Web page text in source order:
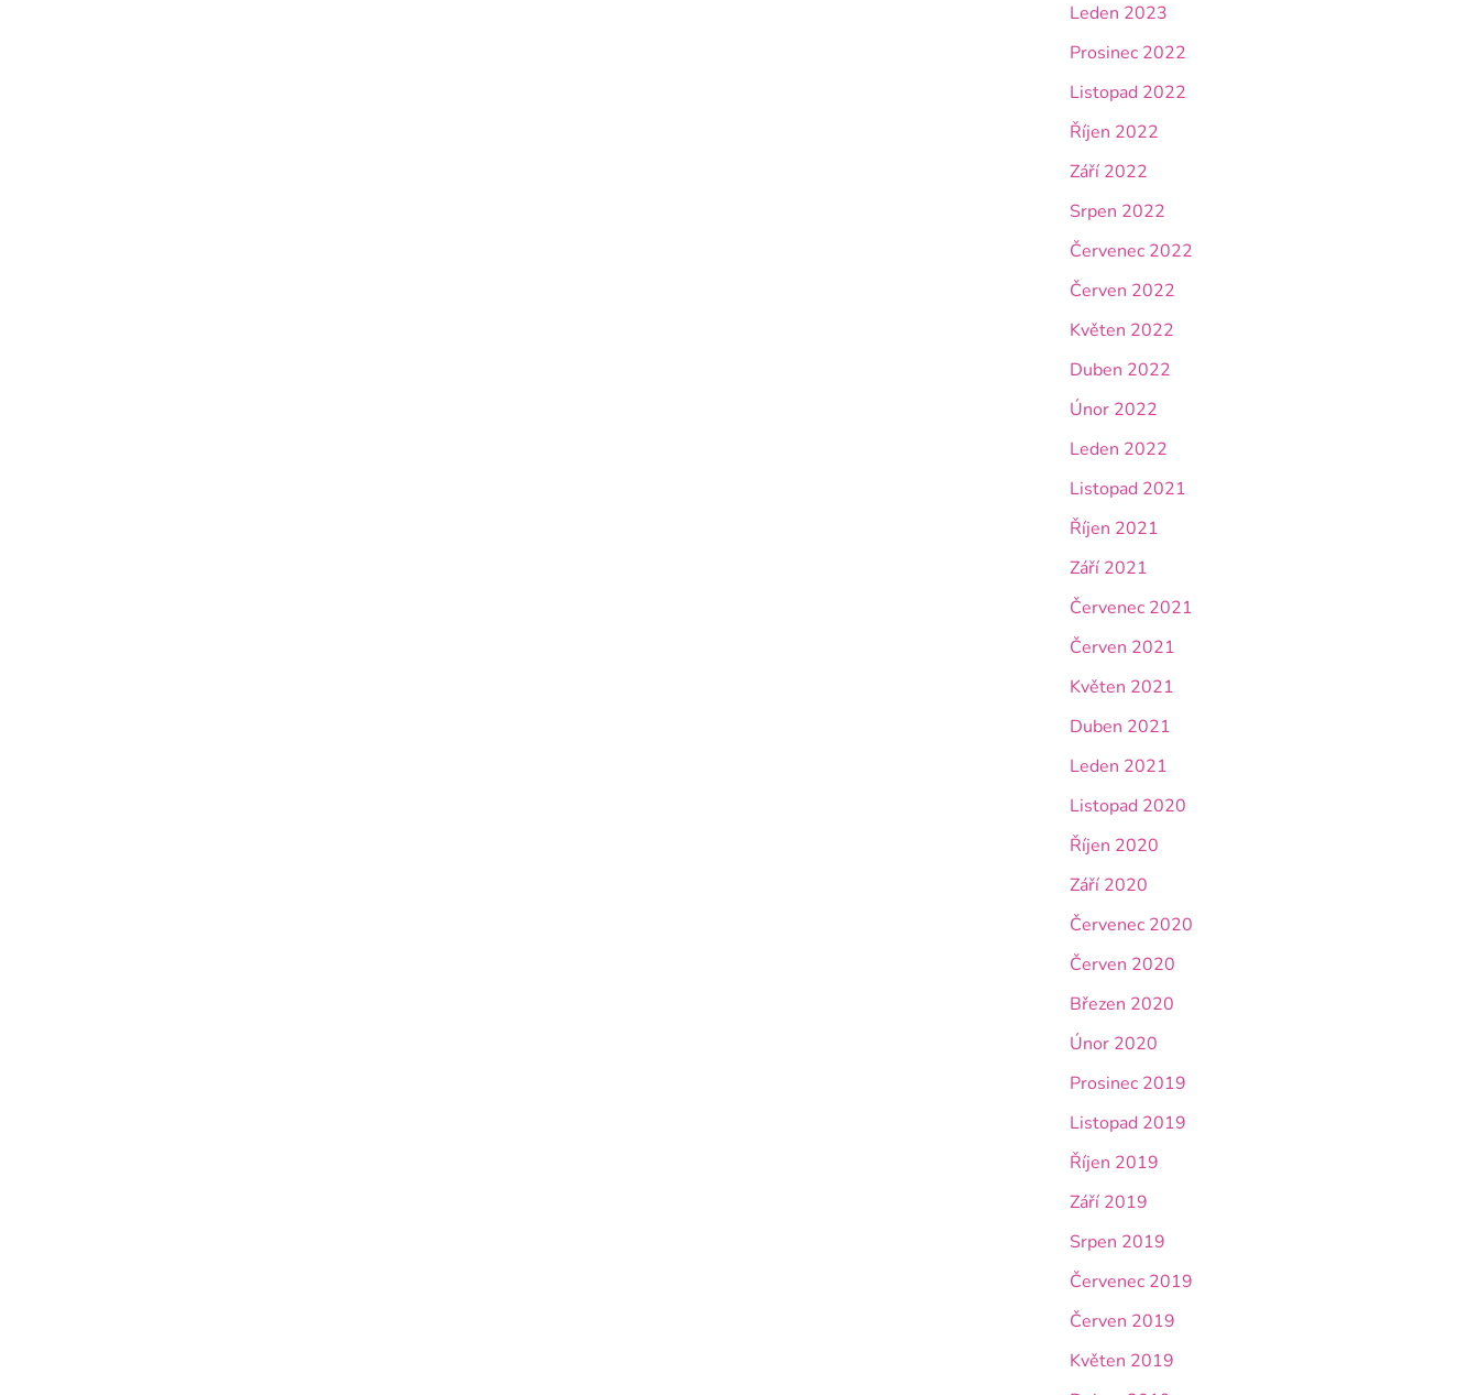
Leden 2023
Prosinec 2022
Listopad 2022
Říjen 2022
Září 2022
Srpen 2022
Červenec 2022
Červen 2022
Květen 2022
Duben 2022
Únor 2022
Leden 2022
Listopad 2021
Říjen 2021
Září 2021
Červenec 2021
Červen 2021
Květen 2021
Duben 2021
Leden 2021
Listopad 2020
Říjen 2020
Září 2020
Červenec 2020
Červen 2020
Březen 2020
Únor 2020
Prosinec 2019
Listopad 2019
Říjen 2019
Září 2019
Srpen 2019
Červenec 2019
Červen 2019
Květen 2019